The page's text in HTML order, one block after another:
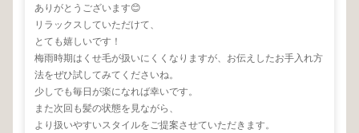
ありがとうございます😊
リラックスしていただけて、
とても嬉しいです！
梅雨時期はくせ毛が扱いにくくなりますが、お伝えしたお手入れ方
法をぜひ試してみてくださいね。
少しでも毎日が楽になれば幸いです。
また次回も髪の状態を見ながら、
より扱いやすいスタイルをご提案させていただきます。